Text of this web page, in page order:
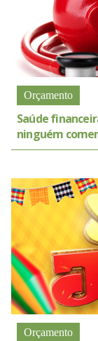
Orçamento
Saúde
ninguém
Orçamento